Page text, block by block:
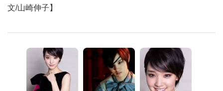
文/山崎伸子】